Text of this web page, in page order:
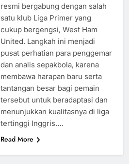
resmi bergabung dengan salah
satu klub Liga Primer yang
cukup bergengsi, West Ham
United. Langkah ini menjadi
pusat perhatian para penggemar
dan analis sepakbola, karena
membawa harapan baru serta
tantangan besar bagi pemain
tersebut untuk beradaptasi dan
menunjukkan kualitasnya di liga
tertinggi Inggris….
Read More